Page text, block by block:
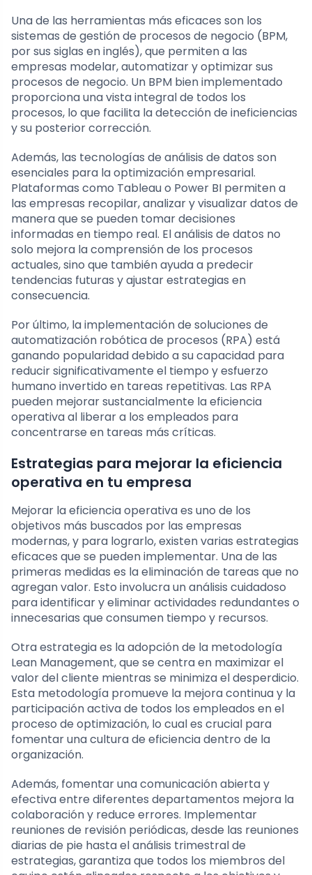
Una de las herramientas más eficaces son los
sistemas de gestión de procesos de negocio (BPM,
por sus siglas en inglés), que permiten a las
empresas modelar, automatizar y optimizar sus
procesos de negocio. Un BPM bien implementado
proporciona una vista integral de todos los
procesos, lo que facilita la detección de ineficiencias
y su posterior corrección.
Además, las tecnologías de análisis de datos son
esenciales para la optimización empresarial.
Plataformas como Tableau o Power BI permiten a
las empresas recopilar, analizar y visualizar datos de
manera que se pueden tomar decisiones
informadas en tiempo real. El análisis de datos no
solo mejora la comprensión de los procesos
actuales, sino que también ayuda a predecir
tendencias futuras y ajustar estrategias en
consecuencia.
Por último, la implementación de soluciones de
automatización robótica de procesos (RPA) está
ganando popularidad debido a su capacidad para
reducir significativamente el tiempo y esfuerzo
humano invertido en tareas repetitivas. Las RPA
pueden mejorar sustancialmente la eficiencia
operativa al liberar a los empleados para
concentrarse en tareas más críticas.
Estrategias para mejorar la eficiencia
operativa en tu empresa
Mejorar la eficiencia operativa es uno de los
objetivos más buscados por las empresas
modernas, y para lograrlo, existen varias estrategias
eficaces que se pueden implementar. Una de las
primeras medidas es la eliminación de tareas que no
agregan valor. Esto involucra un análisis cuidadoso
para identificar y eliminar actividades redundantes o
innecesarias que consumen tiempo y recursos.
Otra estrategia es la adopción de la metodología
Lean Management, que se centra en maximizar el
valor del cliente mientras se minimiza el desperdicio.
Esta metodología promueve la mejora continua y la
participación activa de todos los empleados en el
proceso de optimización, lo cual es crucial para
fomentar una cultura de eficiencia dentro de la
organización.
Además, fomentar una comunicación abierta y
efectiva entre diferentes departamentos mejora la
colaboración y reduce errores. Implementar
reuniones de revisión periódicas, desde las reuniones
diarias de pie hasta el análisis trimestral de
estrategias, garantiza que todos los miembros del